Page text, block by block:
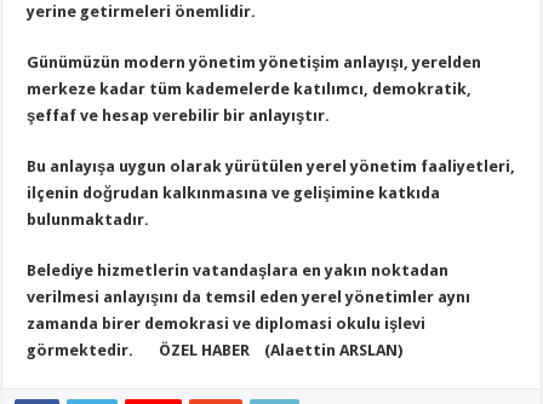
yerine getirmeleri önemlidir.
Günümüzün modern yönetim yönetişim anlayışı, yerelden
merkeze kadar tüm kademelerde katılımcı, demokratik,
şeffaf ve hesap verebilir bir anlayıştır.
Bu anlayışa uygun olarak yürütülen yerel yönetim faaliyetleri,
ilçenin doğrudan kalkınmasına ve gelişimine katkıda
bulunmaktadır.
Belediye hizmetlerin vatandaşlara en yakın noktadan
verilmesi anlayışını da temsil eden yerel yönetimler aynı
zamanda birer demokrasi ve diplomasi okulu işlevi
görmektedir. ÖZEL HABER (Alaettin ARSLAN)